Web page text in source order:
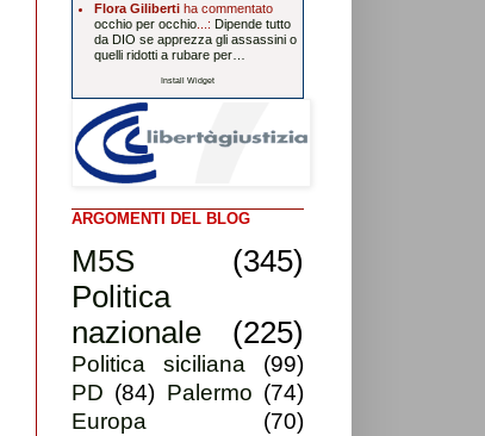
Flora Gilibertiha commentato
occhio per occhio...: Dipende tutto
da DIO se apprezza gli assassini o
quelli ridotti a rubare per…
Install Widget
ARGOMENTI DEL BLOG
M5S
(345)
Politica
nazionale
(225)
Politica siciliana
(99)
PD (84) Palermo (74)
Europa
(70)